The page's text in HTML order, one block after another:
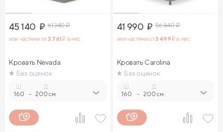
45 140 ₽ 61 340₽
или частями от3 761₽ в мес.
Кровать Nevada
Без оценок
160 -
Д.
200 см.
41 990 ₽ 56 840₽
или частями от3 499₽ в мес.
Кровать Carolina
Без оценок
160 -
Д.
200 см.